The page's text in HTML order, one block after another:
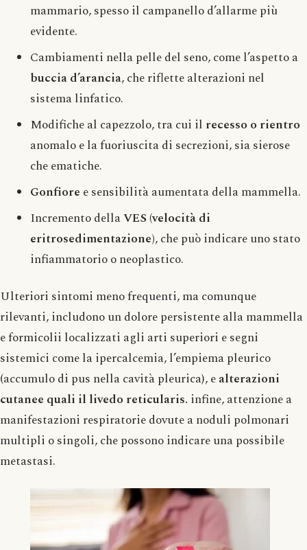
mammario, spesso il campanello d’allarme più
evidente.
Cambiamenti nella pelle del seno, come l’aspetto a
buccia d’arancia, che riflette alterazioni nel
sistema linfatico.
Modifiche al capezzolo, tra cui il recesso o rientro
anomalo e la fuoriuscita di secrezioni, sia sierose
che ematiche.
Gonfiore e sensibilità aumentata della mammella.
Incremento dellaVES (velocità di
eritrosedimentazione), che può indicare uno stato
infiammatorio o neoplastico.
Ulteriori sintomi meno frequenti, ma comunque
rilevanti, includono un dolore persistente alla mammella
e formicolii localizzati agli arti superiori e segni
sistemici come la ipercalcemia, l’empiema pleurico
(accumulo di pus nella cavità pleurica), ealterazioni
cutanee quali il livedo reticularis. infine, attenzione a
manifestazioni respiratorie dovute a noduli polmonari
multipli o singoli, che possono indicare una possibile
metastasi.